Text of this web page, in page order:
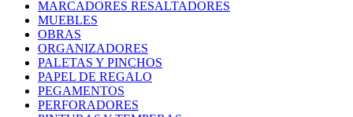
MARCADORES RESALTADORES
MUEBLES
OBRAS
ORGANIZADORES
PALETAS Y PINCHOS
PAPEL DE REGALO
PEGAMENTOS
PERFORADORES